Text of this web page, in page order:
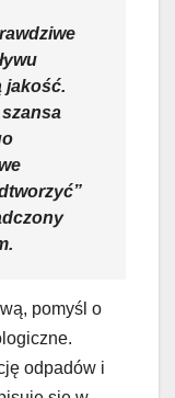
jakość.
pomyśl o
odpadów i